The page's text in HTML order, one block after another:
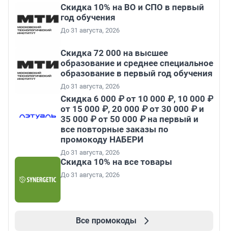
Скидка 10% на ВО и СПО в первый
год обучения
До 31 августа, 2026
Скидка 72 000 на высшее
образование и среднее специальное
образование в первый год обучения
До 31 августа, 2026
Скидка 6 000 ₽ от 10 000 ₽, 10 000 ₽
от 15 000 ₽, 20 000 ₽ от 30 000 ₽ и
35 000 ₽ от 50 000 ₽ на первый и
все повторные заказы по
промокоду НАБЕРИ
До 31 августа, 2026
Скидка 10% на все товары
До 31 августа, 2026
Все промокоды